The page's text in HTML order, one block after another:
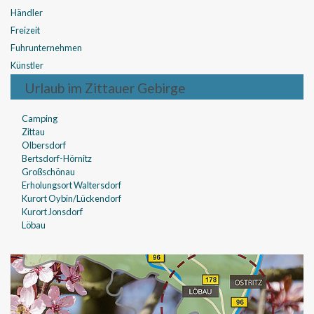
Händler
Freizeit
Fuhrunternehmen
Künstler
Urlaub im Zittauer Gebirge
Camping
Zittau
Olbersdorf
Bertsdorf-Hörnitz
Großschönau
Erholungsort Waltersdorf
Kurort Oybin/Lückendorf
Kurort Jonsdorf
Löbau